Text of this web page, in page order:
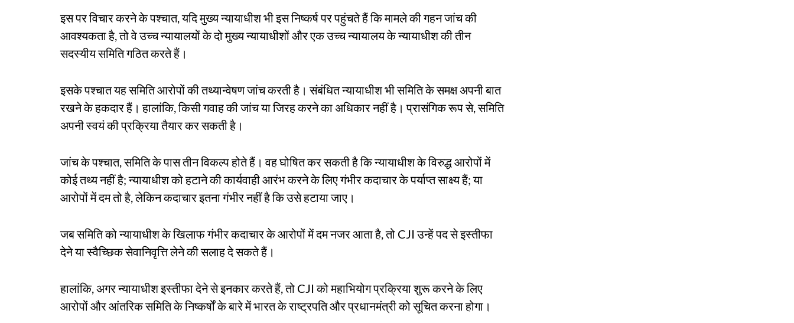
इस पर विचार करने के पश्चात, यदि मुख्य न्यायाधीश भी इस निष्कर्ष पर पहुंचते हैं कि मामले की गहन जांच की
आवश्यकता है, तो वे उच्च न्यायालयों के दो मुख्य न्यायाधीशों और एक उच्च न्यायालय के न्यायाधीश की तीन
सदस्यीय समिति गठित करते हैं।
इसके पश्चात यह समिति आरोपों की तथ्यान्वेषण जांच करती है। संबंधित न्यायाधीश भी समिति के समक्ष अपनी बात
रखने के हकदार हैं। हालांकि, किसी गवाह की जांच या जिरह करने का अधिकार नहीं है। प्रासंगिक रूप से, समिति
अपनी स्वयं की प्रक्रिया तैयार कर सकती है।
जांच के पश्चात, समिति के पास तीन विकल्प होते हैं। वह घोषित कर सकती है कि न्यायाधीश के विरुद्ध आरोपों में
कोई तथ्य नहीं है; न्यायाधीश को हटाने की कार्यवाही आरंभ करने के लिए गंभीर कदाचार के पर्याप्त साक्ष्य हैं; या
आरोपों में दम तो है, लेकिन कदाचार इतना गंभीर नहीं है कि उसे हटाया जाए।
जब समिति को न्यायाधीश के खिलाफ गंभीर कदाचार के आरोपों में दम नजर आता है, तो CJI उन्हें पद से इस्तीफा
देने या स्वैच्छिक सेवानिवृत्ति लेने की सलाह दे सकते हैं।
हालांकि, अगर न्यायाधीश इस्तीफा देने से इनकार करते हैं, तो CJI को महाभियोग प्रक्रिया शुरू करने के लिए
आरोपों और आंतरिक समिति के निष्कर्षों के बारे में भारत के राष्ट्रपति और प्रधानमंत्री को सूचित करना होगा।